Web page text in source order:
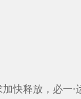
快释放，必一